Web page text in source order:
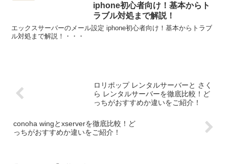
iphone初心者向け！基本からト
ラブル対処まで解説！
エックスサーバーのメール設定 iphone初心者向け！基本からトラブ
ル対処まで解説！・・・
ロリポップ レンタルサーバーと さく
ら レンタルサーバーを徹底比較！ど
っちがおすすめか違いをご紹介！
conoha wingとxserverを徹底比較！ど
っちがおすすめか違いをご紹介！